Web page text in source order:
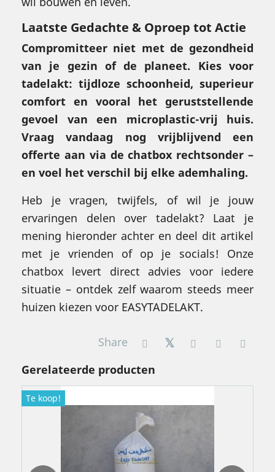
Laatste Gedachte & Oproep tot Actie
Compromitteer niet met de gezondheid
van je gezin of de planeet. Kies voor
tadelakt: tijdloze schoonheid, superieur
comfort en vooral het geruststellende
gevoel van een microplastic-vrij huis.
Vraag vandaag nog vrijblijvend een
offerte aan via de chatbox rechtsonder –
en voel het verschil bij elke ademhaling.
Heb je vragen, twijfels, of wil je jouw
ervaringen delen over tadelakt? Laat je
mening hieronder achter en deel dit artikel
met je vrienden of op je socials! Onze
chatbox levert direct advies voor iedere
situatie – ontdek zelf waarom steeds meer
huizen kiezen voor EASYTADELAKT.
Share
Gerelateerde producten
Te koop!